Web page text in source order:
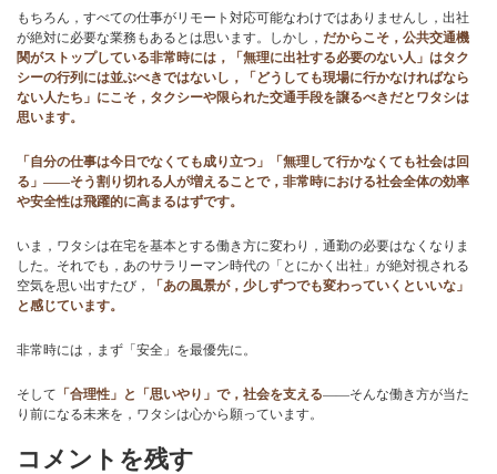
もちろん，すべての仕事がリモート対応可能なわけではありませんし，出社
が絶対に必要な業務もあるとは思います。しかし， だからこそ，公共交通機
関がストップしている非常時には，「無理に出社する必要のない人」はタク
シーの行列には並ぶべきではないし，「どうしても現場に行かなければなら
ない人たち」にこそ，タクシーや限られた交通手段を譲るべきだとワタシは
思います。
「自分の仕事は今日でなくても成り立つ」「無理して行かなくても社会は回
る」——そう割り切れる人が増えることで，非常時における社会全体の効率
や安全性は飛躍的に高まるはずです。
いま，ワタシは在宅を基本とする働き方に変わり，通勤の必要はなくなりま
した。それでも，あのサラリーマン時代の「とにかく出社」が絶対視される
空気を思い出すたび，
「あの風景が，少しずつでも変わっていくといいな」
と感じています。
非常時には，まず「安全」を最優先に。
そして 「合理性」と「思いやり」で，社会を支える——そんな働き方が当た
り前になる未来を，ワタシは心から願っています。
コメントを残す